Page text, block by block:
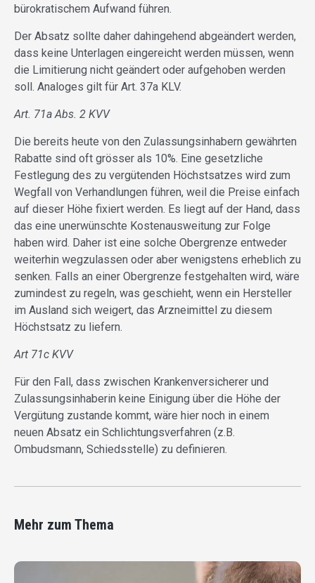
bürokratischem Aufwand führen.
Der Absatz sollte daher dahingehend abgeändert werden,
dass keine Unterlagen eingereicht werden müssen, wenn
die Limitierung nicht geändert oder aufgehoben werden
soll. Analoges gilt für Art. 37a KLV.
Art. 71a Abs. 2 KVV
Die bereits heute von den Zulassungsinhabern gewährten
Rabatte sind oft grösser als 10%. Eine gesetzliche
Festlegung des zu vergütenden Höchstsatzes wird zum
Wegfall von Verhandlungen führen, weil die Preise einfach
auf dieser Höhe fixiert werden. Es liegt auf der Hand, dass
das eine unerwünschte Kostenausweitung zur Folge
haben wird. Daher ist eine solche Obergrenze entweder
weiterhin wegzulassen oder aber wenigstens erheblich zu
senken. Falls an einer Obergrenze festgehalten wird, wäre
zumindest zu regeln, was geschieht, wenn ein Hersteller
im Ausland sich weigert, das Arzneimittel zu diesem
Höchstsatz zu liefern.
Art 71c KVV
Für den Fall, dass zwischen Krankenversicherer und
Zulassungsinhaberin keine Einigung über die Höhe der
Vergütung zustande kommt, wäre hier noch in einem
neuen Absatz ein Schlichtungsverfahren (z.B.
Ombudsmann, Schiedsstelle) zu definieren.
Mehr zum Thema